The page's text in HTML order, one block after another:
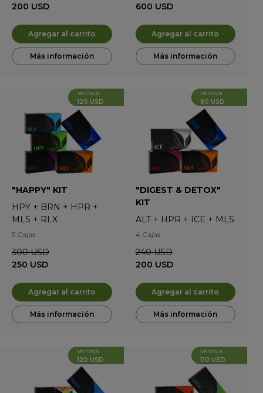
200 USD
Agregar al carrito
Más información
600 USD
Agregar al carrito
Más información
Ventaja
120 USD
"HAPPY" KIT
HPY + BRN + HPR +
MLS + RLX
5 Cajas
300 USD
250 USD
Agregar al carrito
Más información
Ventaja
80 USD
"DIGEST & DETOX"
KIT
ALT + HPR + ICE + MLS
4 Cajas
240 USD
200 USD
Agregar al carrito
Más información
Ventaja
120 USD
Ventaja
110 USD